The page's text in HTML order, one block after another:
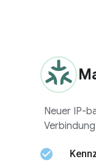
Neuer IP-
check_circle